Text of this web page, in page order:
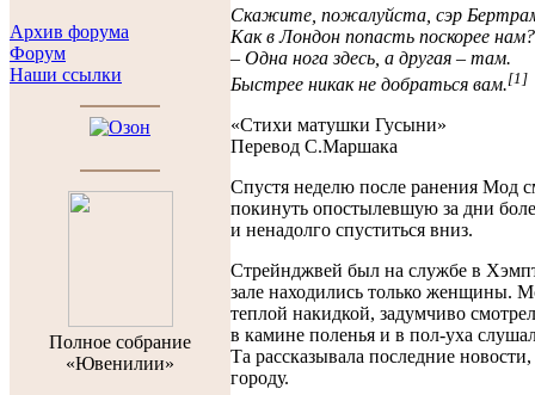
Архив форума
Форум
Наши ссылки
Полноe собраниe
«Ювенилии»
Скажите, пожалуйста, сэр
Как в Лондон попасть поскорее нам?
– Одна нога здесь, а другая – там.
Быстрее никак не добраться вам.[1]
«Стихи матушки Гусыни»
Перевод С.Маршака
Спустя неделю после ранения Мод
покинуть опостылевшую за дни
и ненадолго спуститься вниз.
Стрейнджвей был на службе в
зале находились только женщины.
теплой накидкой, задумчиво
в камине поленья и в пол-уха
Та рассказывала последние
городу.